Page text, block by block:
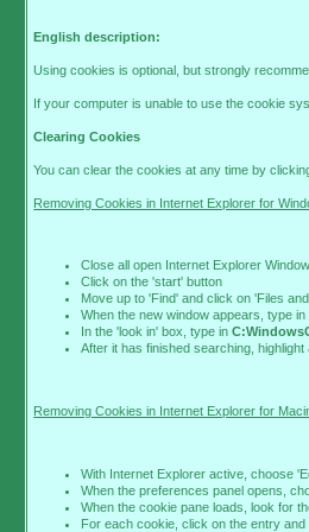
English description:
Using cookies is optional, but strongly
If your computer is unable to use the cookie
Clearing Cookies
You can clear the cookies at any time by
Removing Cookies in Internet Explorer for
Close all open Internet Explorer
Click on the 'start' button
Move up to 'Find' and click on 'Files
When the new window appears, type
In the 'look in' box, type in
After it has finished searching,
Removing Cookies in Internet Explorer for
With Internet Explorer active, choose
When the preferences panel opens,
When the cookie pane loads, look for
For each cookie, click on the entry and